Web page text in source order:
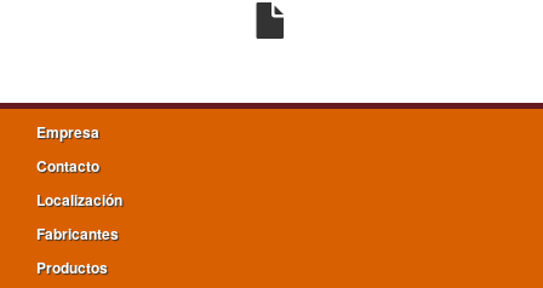
Empresa
Contacto
Localización
Fabricantes
Productos